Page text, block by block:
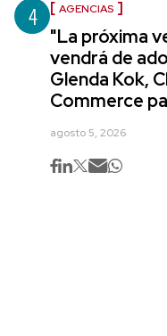
4 AGENCIAS
"La próxima
vendrá de
Glenda Kok,
Commerce
agosto 5, 2026